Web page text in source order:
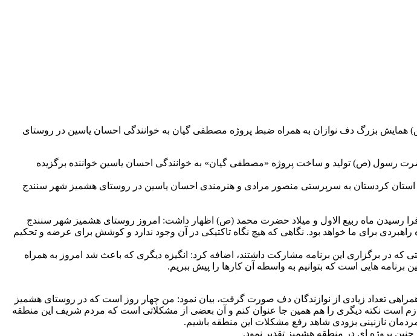
همایش بزرگ دف نوازان به همراه ضبط پروژه مصطفی گیان به خوانندگی احسان یاسین در روستای
حضرت رسول (ص) تولید و ساخت پروژه «مصطفی گیان» به خوانندگی احسان یاسین خواننده برگزیده
استان کردستان به سرپرستی منصور مرادی و هنرمندی احسان یاسین در روستای هشمیز شهر سنندج
رسیدن ماه ربیع الاول و میلاد حضرت محمد (ص) اظهار داشت: امروز روستای هشمیز شهر سنندج
برای ما خواهد بود. نگاهی که هیچ نگاه تاکتیکی در آن وجود ندارد و کوشش برای عرضه و تحکیم
در برگزاری این برنامه مشارکت داشتند، اضافه کرد: انگیزه دیگری که باعث شد امروز به همراه
هایی است که بتوانیم به واسطه آن کارها را پیش ببریم.
تعداد زیادی از نوازندگان دف صورت گرفت، بیان نمود: من چهار روز است که در روستای هشمیز
است نکته دیگری را هم همین جا عنوان کنم و آن بعضی از مشکلاتی است که مردم شریف این منطقه
نازنینی بزودی شاهد رفع مشکلات این منطقه باشیم.
پروژه ای در منطقه هشمیز تقدیر نمود.